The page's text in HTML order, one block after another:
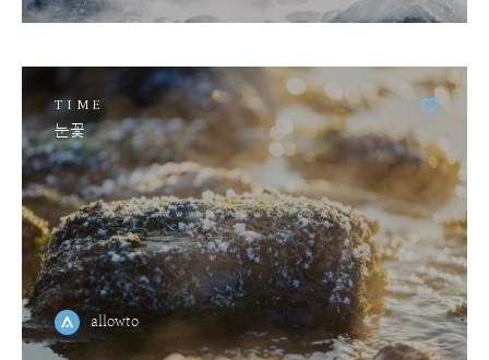
TIME
눈꽃
allowto